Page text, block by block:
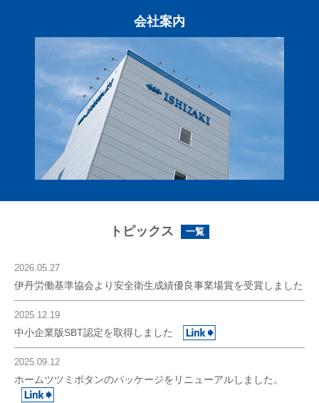
会社案内
トピックス 一覧
2026.05.27
伊丹労働基準協会より安全衛生成績優良事業場賞を受賞しました
2025.12.19
中小企業版SBT認定を取得しました
2025.09.12
ホームツツミボタンのパッケージをリニューアルしました。